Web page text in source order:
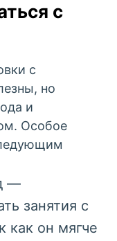
с
с
но
и
Особое
—
занятия с
как он мягче